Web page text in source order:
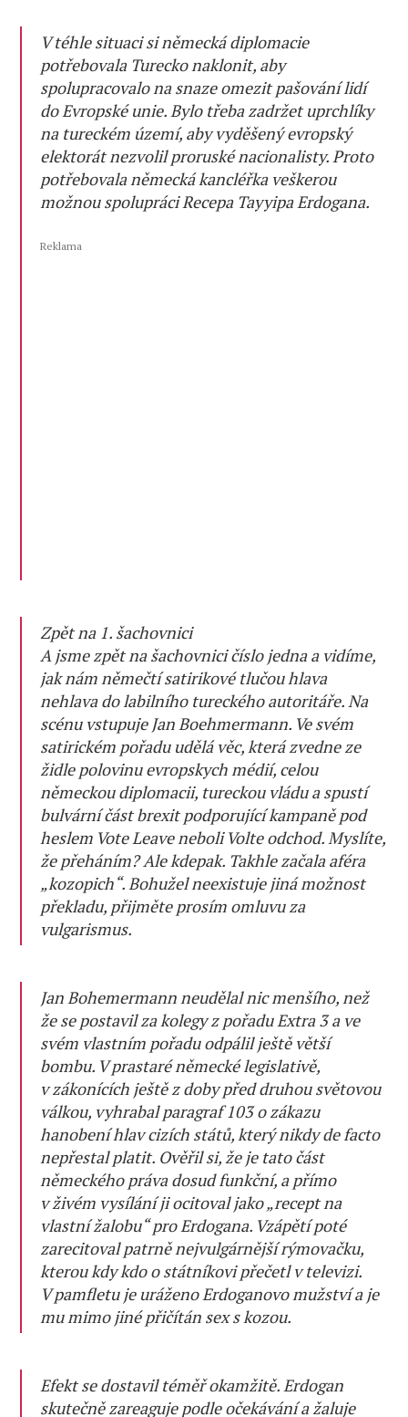
V téhle situaci si německá diplomacie
potřebovala Turecko naklonit, aby
spolupracovalo na snaze omezit pašování lidí
do Evropské unie. Bylo třeba zadržet uprchlíky
na tureckém území, aby vyděšený evropský
elektorát nezvolil proruské nacionalisty. Proto
potřebovala německá kancléřka veškerou
možnou spolupráci Recepa Tayyipa Erdogana.
Reklama
Zpět na 1. šachovnici
A jsme zpět na šachovnici číslo jedna a vidíme,
jak nám němečtí satirikové tlučou hlava
nehlava do labilního tureckého autoritáře. Na
scénu vstupuje Jan Boehmermann. Ve svém
satirickém pořadu udělá věc, která zvedne ze
židle polovinu evropskych médií, celou
německou diplomacii, tureckou vládu a spustí
bulvární část brexit podporující kampaně pod
heslem Vote Leave neboli Volte odchod. Myslíte,
že přeháním? Ale kdepak. Takhle začala aféra
„kozopich“. Bohužel neexistuje jiná možnost
překladu, přijměte prosím omluvu za
vulgarismus.
Jan Bohemermann neudělal nic menšího, než
že se postavil za kolegy z pořadu Extra 3 a ve
svém vlastním pořadu odpálil ještě větší
bombu. V prastaré německé legislativě,
v zákonících ještě z doby před druhou světovou
válkou, vyhrabal paragraf 103 o zákazu
hanobení hlav cizích států, který nikdy de facto
nepřestal platit. Ověřil si, že je tato část
německého práva dosud funkční, a přímo
v živém vysílání ji ocitoval jako „recept na
vlastní žalobu“ pro Erdogana. Vzápětí poté
zarecitoval patrně nejvulgárnější rýmovačku,
kterou kdy kdo o státníkovi přečetl v televizi.
V pamfletu je uráženo Erdoganovo mužství a je
mu mimo jiné přičítán sex s kozou.
Efekt se dostavil téměř okamžitě. Erdogan
skutečně zareaguje podle očekávání a žaluje